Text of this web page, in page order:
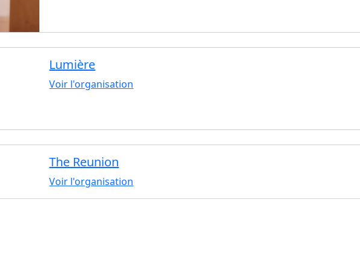
Lumière
Voir l'organisation
The Reunion
Voir l'organisation